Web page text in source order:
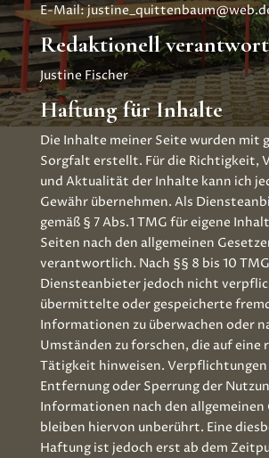
E-Mail:
Redaktionell
Justine Fischer
Haftung für Inhalte
Die Inhalte meiner Seite wurden mit
Sorgfalt erstellt. Für die Richtigkeit,
und Aktualität der Inhalte kann ich
Gewähr übernehmen. Als
gemäß § 7 Abs.1 TMG für eigene
Seiten nach den allgemeinen
verantwortlich. Nach §§ 8 bis 10
Diensteanbieter jedoch nicht
übermittelte oder gespeicherte
Informationen zu überwachen oder
Umständen zu forschen, die auf eine
Tätigkeit hinweisen. Verpflichtungen
Entfernung oder Sperrung der
Informationen nach den allgemeinen
bleiben hiervon unberührt. Eine
Haftung ist jedoch erst ab dem